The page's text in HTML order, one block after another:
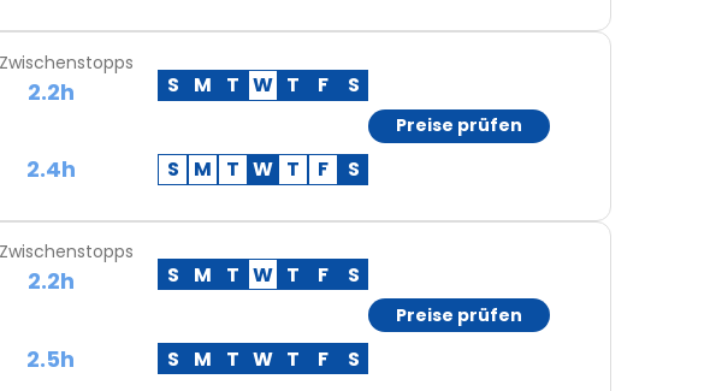
2.2h S M T W T F S
2.4h S M T W T F S
Preise prüfen
2.2h S M T W T F S
2.5h S M T W T F S
Preise prüfen